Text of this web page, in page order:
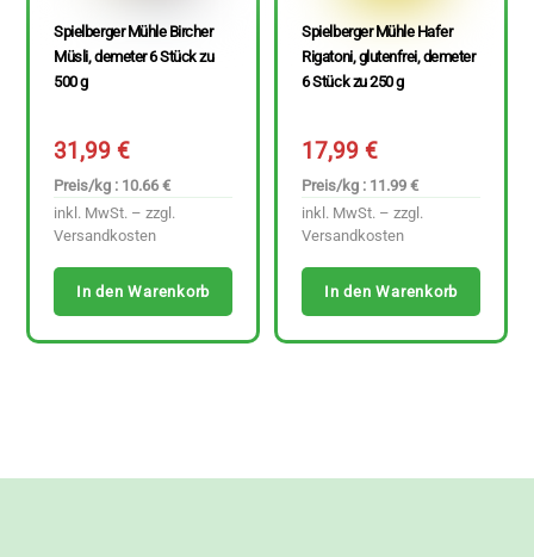
Spielberger Mühle Bircher
Müsli, demeter 6 Stück zu
500 g
31,99€
Preis/kg : 10.66 €
inkl. MwSt. – zzgl.
Versandkosten
In den Warenkorb
Spielberger Mühle Hafer
Rigatoni, glutenfrei, demeter
6 Stück zu 250 g
17,99€
Preis/kg : 11.99 €
inkl. MwSt. – zzgl.
Versandkosten
In den Warenkorb